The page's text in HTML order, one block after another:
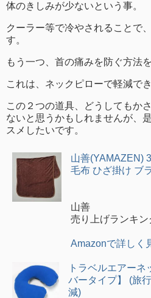
体のきしみが少ないという事。
クーラー等で冷やされることで
す。
もう一つ、首の痛みを防ぐ方法
これは、ネックピローで軽減で
この２つの道具、どうしてもか
ないと思うかもしれませんが、
スメしたいです。
山善(YAMAZEN)
毛布 ひざ掛け ブ
山善
売り上げランキン
Amazonで詳しく
トラベルエアー
バータイプ】 (旅
減)